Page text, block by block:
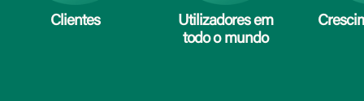
Clientes
Utilizadores em
todo o mundo